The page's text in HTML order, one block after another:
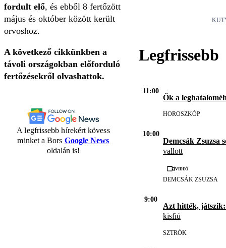
fordult elő, és ebből 8 fertőzött
május és október között került
orvoshoz.
A következő cikkünkben a
távoli országokban előforduló
fertőzésekről olvashattok.
A legfrissebb hírekért kövess
minket a Bors Google News
oldalán is!
Legfrissebb
11:00
Ők a
HOROSZKÓP
10:00
Demcsák Zsuzsa
vallott
Videó
DEMCSÁK ZSUZSA
9:00
Azt hitték, játszik:
kisfiú
SZTRÓK